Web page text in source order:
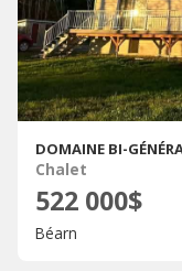
DOMAINE BI-
Chalet
522 000$
Béarn